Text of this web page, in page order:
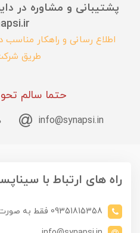
پشتیبانی و مشاوره در
اطلاع رسانی و راهکار مناسب
طریق
حتما سالم
info@synapsi.in
راه های ارتباط با
09351815358 فقط به صورت پیامک - 08632241297